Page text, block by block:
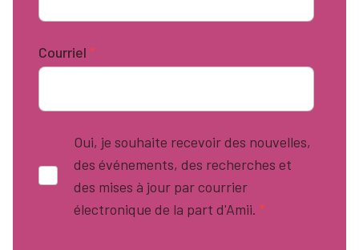
Courriel *
Oui, je souhaite recevoir des nouvelles,
des événements, des recherches et
des mises à jour par courrier
électronique de la part d'Amii. *